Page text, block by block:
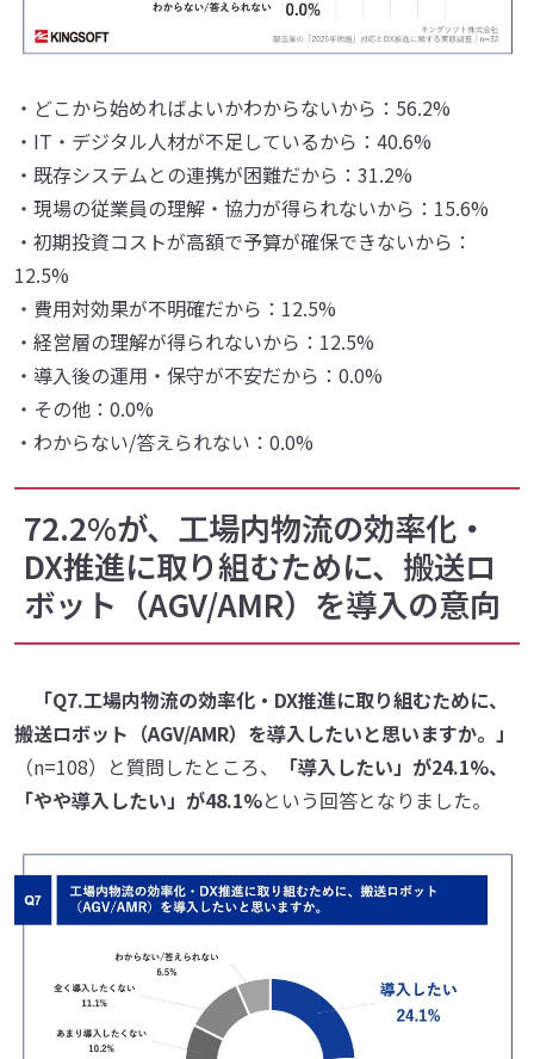
・どこから始めればよいかわからないから：56.2%
・IT・デジタル人材が不足しているから：40.6%
・既存システムとの連携が困難だから：31.2%
・現場の従業員の理解・協力が得られないから：15.6%
・初期投資コストが高額で予算が確保できないから：
12.5%
・費用対効果が不明確だから：12.5%
・経営層の理解が得られないから：12.5%
・導入後の運用・保守が不安だから：0.0%
・その他：0.0%
・わからない/答えられない：0.0%
72.2%が、工場内物流の効率化・
DX推進に取り組むために、搬送ロ
ボット（AGV/AMR）を導入の意向
「Q7.工場内物流の効率化・DX推進に取り組むために、
搬送ロボット（AGV/AMR）を導入したいと思いますか。」
（n=108）と質問したところ、
「導入したい」が24.1%、
「やや導入したい」が48.1%という回答となりました。